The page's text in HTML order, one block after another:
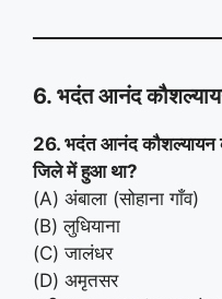
6. भदंत आनंद
26. भदंत आनंद
जिले में हुआ था?
(A) अंबाला (सोहाना गाँव)
(B) लुधियाना
(C) जालंधर
(D) अमृतसर